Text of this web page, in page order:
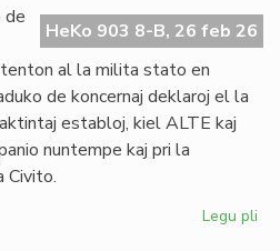
la
HeKo 903 8-B, 26 feb 26
de
al la milita stato en
de koncernaj deklaroj el la
establoj, kiel ALTE kaj
nuntempe kaj pri la
Civito.
Legu pli